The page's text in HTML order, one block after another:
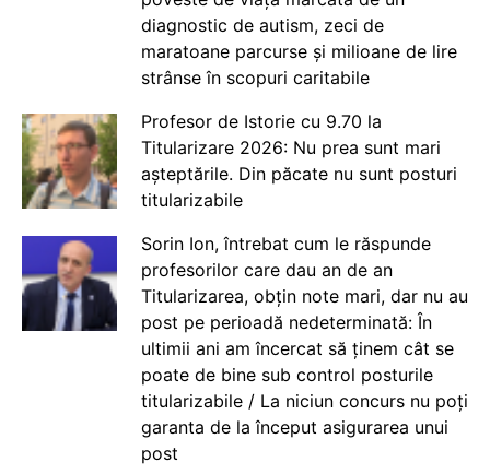
diagnostic de autism, zeci de
maratoane parcurse și milioane de lire
strânse în scopuri caritabile
Profesor de Istorie cu 9.70 la
Titularizare 2026: Nu prea sunt mari
așteptările. Din păcate nu sunt posturi
titularizabile
Sorin Ion, întrebat cum le răspunde
profesorilor care dau an de an
Titularizarea, obțin note mari, dar nu au
post pe perioadă nedeterminată: În
ultimii ani am încercat să ținem cât se
poate de bine sub control posturile
titularizabile / La niciun concurs nu poți
garanta de la început asigurarea unui
post